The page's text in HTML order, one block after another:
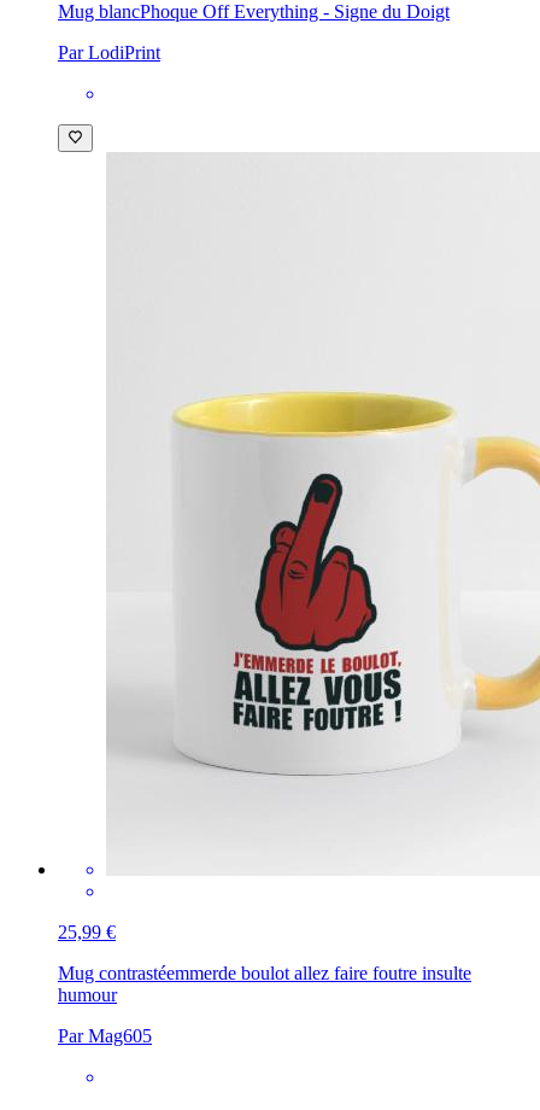
Mug blancPhoque Off Everything - Signe du Doigt
Par LodiPrint
25,99 €
Mug contrastéemmerde boulot allez faire foutre insulte
humour
Par Mag605